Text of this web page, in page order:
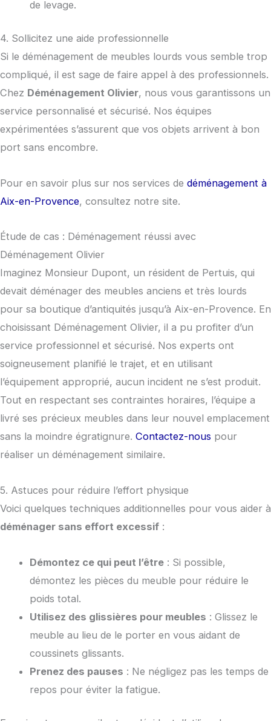
de levage.
4. Sollicitez une aide professionnelle
Si le déménagement de meubles lourds vous semble trop
compliqué, il est sage de faire appel à des professionnels.
Chez Déménagement Olivier, nous vous garantissons un
service personnalisé et sécurisé. Nos équipes
expérimentées s’assurent que vos objets arrivent à bon
port sans encombre.
Pour en savoir plus sur nos services de déménagement à
Aix-en-Provence, consultez notre site.
Étude de cas : Déménagement réussi avec
Déménagement Olivier
Imaginez Monsieur Dupont, un résident de Pertuis, qui
devait déménager des meubles anciens et très lourds
pour sa boutique d’antiquités jusqu’à Aix-en-Provence. En
choisissant Déménagement Olivier, il a pu profiter d’un
service professionnel et sécurisé. Nos experts ont
soigneusement planifié le trajet, et en utilisant
l’équipement approprié, aucun incident ne s’est produit.
Tout en respectant ses contraintes horaires, l’équipe a
livré ses précieux meubles dans leur nouvel emplacement
sans la moindre égratignure. Contactez-nous pour
réaliser un déménagement similaire.
5. Astuces pour réduire l’effort physique
Voici quelques techniques additionnelles pour vous aider à
déménager sans effort excessif :
Démontez ce qui peut l’être : Si possible,
démontez les pièces du meuble pour réduire le
poids total.
Utilisez des glissières pour meubles : Glissez le
meuble au lieu de le porter en vous aidant de
coussinets glissants.
Prenez des pauses : Ne négligez pas les temps de
repos pour éviter la fatigue.